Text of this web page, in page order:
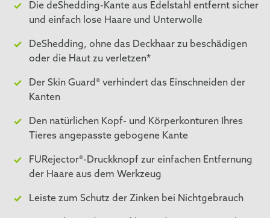
Die deShedding-Kante aus Edelstahl entfernt sicher
und einfach lose Haare und Unterwolle
DeShedding, ohne das Deckhaar zu beschädigen
oder die Haut zu verletzen*
Der Skin Guard® verhindert das Einschneiden der
Kanten
Den natürlichen Kopf- und Körperkonturen Ihres
Tieres angepasste gebogene Kante
FURejector®-Druckknopf zur einfachen Entfernung
der Haare aus dem Werkzeug
Leiste zum Schutz der Zinken bei Nichtgebrauch